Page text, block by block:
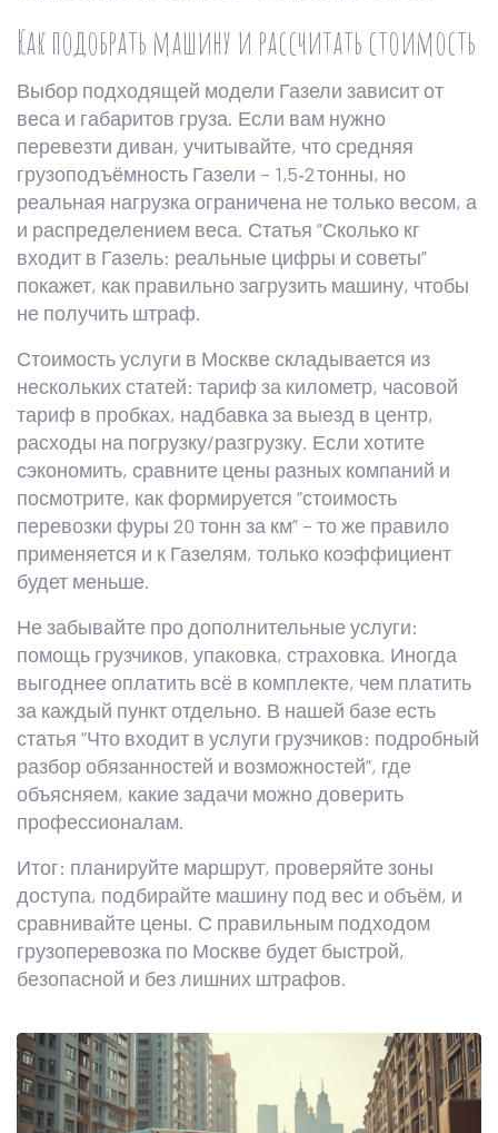
Как подобрать машину и рассчитать стоимость
Выбор подходящей модели Газели зависит от
веса и габаритов груза. Если вам нужно
перевезти диван, учитывайте, что средняя
грузоподъёмность Газели – 1,5‑2 тонны, но
реальная нагрузка ограничена не только весом, а
и распределением веса. Статья “Сколько кг
входит в Газель: реальные цифры и советы”
покажет, как правильно загрузить машину, чтобы
не получить штраф.
Стоимость услуги в Москве складывается из
нескольких статей: тариф за километр, часовой
тариф в пробках, надбавка за выезд в центр,
расходы на погрузку/разгрузку. Если хотите
сэкономить, сравните цены разных компаний и
посмотрите, как формируется “стоимость
перевозки фуры 20 тонн за км” – то же правило
применяется и к Газелям, только коэффициент
будет меньше.
Не забывайте про дополнительные услуги:
помощь грузчиков, упаковка, страховка. Иногда
выгоднее оплатить всё в комплекте, чем платить
за каждый пункт отдельно. В нашей базе есть
статья “Что входит в услуги грузчиков: подробный
разбор обязанностей и возможностей”, где
объясняем, какие задачи можно доверить
профессионалам.
Итог: планируйте маршрут, проверяйте зоны
доступа, подбирайте машину под вес и объём, и
сравнивайте цены. С правильным подходом
грузоперевозка по Москве будет быстрой,
безопасной и без лишних штрафов.